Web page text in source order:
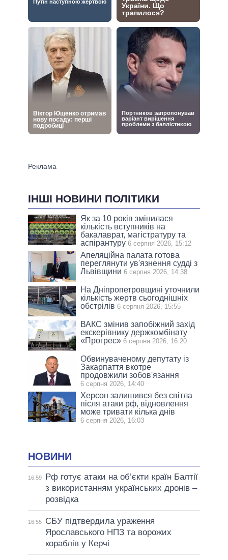
ІНШІ НОВИНИ ПОЛІТИКИ
Як за 10 років змінилася
кількість вступників на
бакалаврат, магістратуру та
аспірантуру 6 серпня 2026, 15:12
Апеляційна палата готова
переглянути ув'язнення судді з
Львівщини 6 серпня 2026, 14:38
На Дніпропетровщині уточнили
кількість жертв сьогоднішніх
обстрілів 6 серпня 2026, 15:55
ВАКС змінив запобіжний захід
екскерівнику держкомбінату
«Прогрес» 6 серпня 2026, 16:20
Обвинуваченому депутату із
Закарпаття вкотре
продовжили зобов'язання
6 серпня 2026, 14:40
Херсон залишився без світла
після атаки рф, відновлення
може тривати кілька днів
6 серпня 2026, 16:03
НОВИНИ
16:59
Рф готує атаки на об’єкти країн Балтії
з використанням українських дронів –
розвідка
16:55
СБУ підтвердила ураження
Ярославського НПЗ та ворожих
кораблів у Керчі